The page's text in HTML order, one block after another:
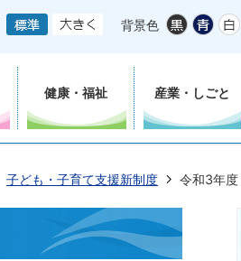
背景色
健康・福祉 産業・しごと
子ども・子育て支援新制度 令和3年度